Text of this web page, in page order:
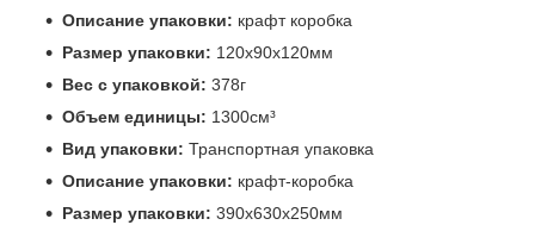
Описание упаковки: крафт коробка
Размер упаковки: 120x90x120мм
Вес с упаковкой: 378г
Объем единицы: 1300см³
Вид упаковки: Транспортная упаковка
Описание упаковки: крафт-коробка
Размер упаковки: 390x630x250мм